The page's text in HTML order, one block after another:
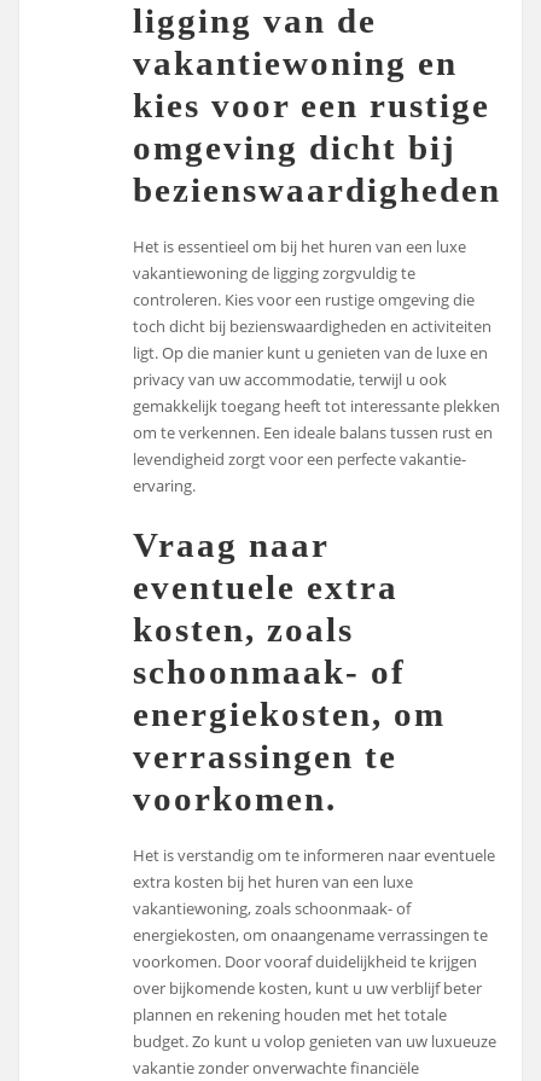
ligging van de
vakantiewoning en
kies voor een rustige
omgeving dicht bij
bezienswaardigheden.
Het is essentieel om bij het huren van een luxe
vakantiewoning de ligging zorgvuldig te
controleren. Kies voor een rustige omgeving die
toch dicht bij bezienswaardigheden en activiteiten
ligt. Op die manier kunt u genieten van de luxe en
privacy van uw accommodatie, terwijl u ook
gemakkelijk toegang heeft tot interessante plekken
om te verkennen. Een ideale balans tussen rust en
levendigheid zorgt voor een perfecte vakantie-
ervaring.
Vraag naar
eventuele extra
kosten, zoals
schoonmaak- of
energiekosten, om
verrassingen te
voorkomen.
Het is verstandig om te informeren naar eventuele
extra kosten bij het huren van een luxe
vakantiewoning, zoals schoonmaak- of
energiekosten, om onaangename verrassingen te
voorkomen. Door vooraf duidelijkheid te krijgen
over bijkomende kosten, kunt u uw verblijf beter
plannen en rekening houden met het totale
budget. Zo kunt u volop genieten van uw luxueuze
vakantie zonder onverwachte financiële